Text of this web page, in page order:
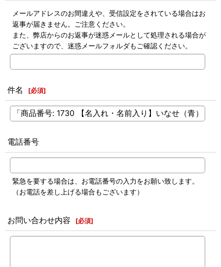
メールアドレスのお間違えや、受信設定をされている場合はお
返事が届きません。ご注意ください。
また、弊店からのお返事が迷惑メールとして処理される場合が
ございますので、迷惑メールフォルダもご確認ください。
件名 [必須]
電話番号
緊急を要する場合は、お電話番号の入力をお願い致します。
（お電話を差し上げる場合もございます）
お問い合わせ内容 [必須]